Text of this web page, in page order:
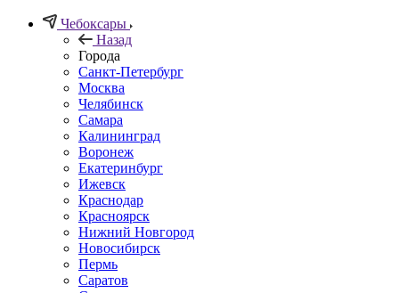
Чебоксары
Назад
Города
Санкт-Петербург
Москва
Челябинск
Самара
Калининград
Воронеж
Екатеринбург
Ижевск
Краснодар
Красноярск
Нижний Новгород
Новосибирск
Пермь
Саратов